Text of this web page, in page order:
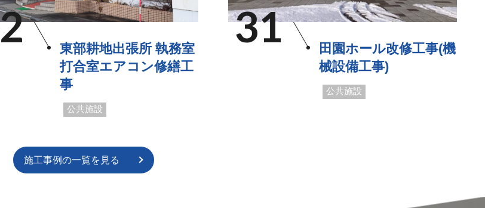
東部耕地出張所 執務室
打合室エアコン修繕工
事
公共施設
31
田園ホール改修工事(機
械設備工事)
公共施設
施工事例の一覧を見る